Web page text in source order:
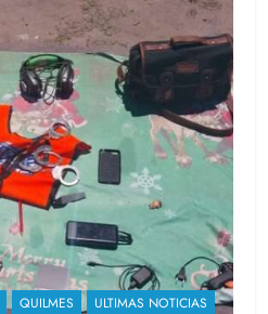
QUILMES ULTIMAS NOTICIAS